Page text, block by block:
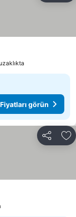
Fiyatları görün
Paylaş